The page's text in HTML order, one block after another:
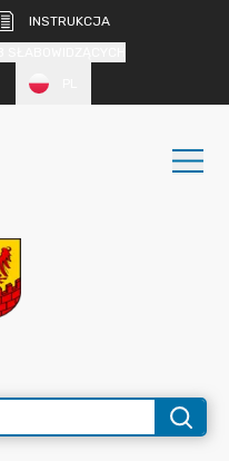
INSTRUKCJA